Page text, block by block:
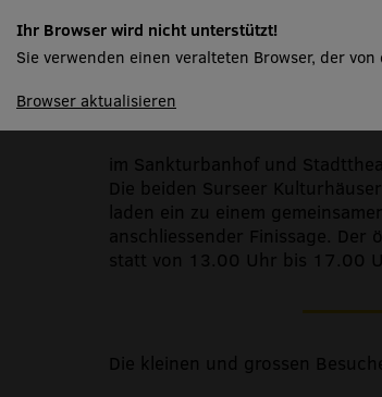
spielplan
Finissage
im Sankturbanhof und
Die beiden Surseer
laden ein zu einem
anschliessender Finissage.
statt von 13.00 Uhr bis 17.00
Die kleinen und grossen
Ihr Browser wird nicht unterstützt!
Sie verwenden einen veralteten Browser, der
Browser aktualisieren